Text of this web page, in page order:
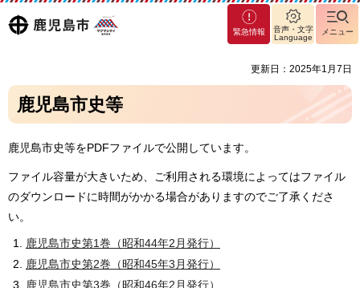
鹿児島
マグ
マシ
緊急情報
音声・文字
Language
メニュー
更新日：2025年1月7日
鹿児島市史等
鹿児島市史等をPDFファイルで公開しています。
ファイル容量が大きいため、ご利用される環境によってはファイル
のダウンロードに時間がかかる場合がありますのでご了承くださ
い。
鹿児島市史第1巻（昭和44年2月発行）
鹿児島市史第2巻（昭和45年3月発行）
鹿児島市史第3巻（昭和46年2月発行）